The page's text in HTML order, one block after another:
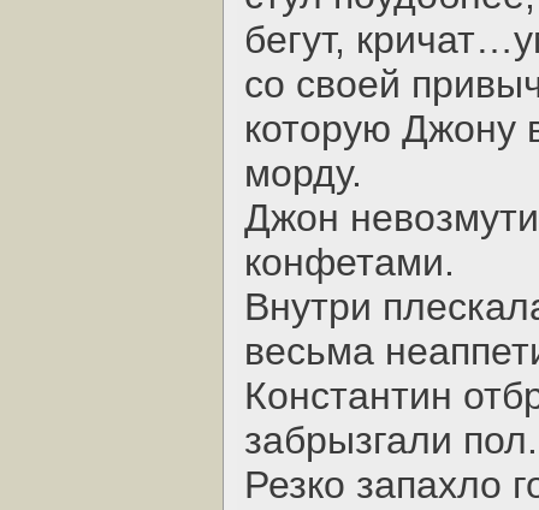
бегут,
со своей
которую Джону
морду.
Джон
конфетами.
Внутри
весьма
Константин
забрызгали пол.
Резко запахло